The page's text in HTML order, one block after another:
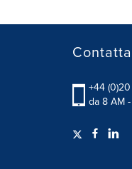
+44
da 8 AM